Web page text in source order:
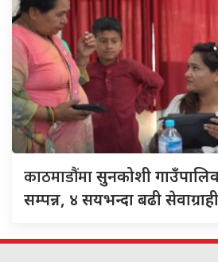
काठमाडौंमासुनकोशी
सम्पन्न, ४ सयभन्दा बढी